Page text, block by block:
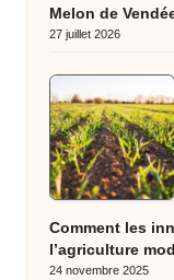
Melon de
27 juillet 2026
Comment les
l’agriculture
24 novembre 2025